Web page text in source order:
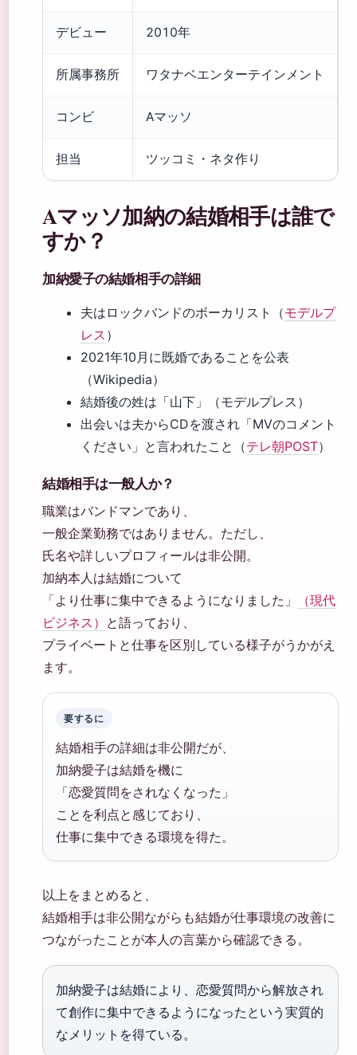
デビュー 2010年
所属事務所 ワタナベエンターテインメント
コンビ Aマッソ
担当 ツッコミ・ネタ作り
Aマッソ加納の結婚相手は誰で
すか？
加納愛子の結婚相手の詳細
夫はロックバンドのボーカリスト（モデルプ
レス ）
2021年10月に既婚であることを公表
（Wikipedia）
結婚後の姓は「山下」（モデルプレス）
出会いは夫からCDを渡され「MVのコメント
ください」と言われたこと（テレ朝POST）
結婚相手は一般人か？
職業はバンドマンであり、
一般企業勤務ではありません。ただし、
氏名や詳しいプロフィールは非公開。
加納本人は結婚について
「より仕事に集中できるようになりました」
（現代
ビジネス） と語っており、
プライベートと仕事を区別している様子がうかがえ
ます。
要するに
結婚相手の詳細は非公開だが、
加納愛子は結婚を機に
「恋愛質問をされなくなった」
ことを利点と感じており、
仕事に集中できる環境を得た。
以上をまとめると、
結婚相手は非公開ながらも結婚が仕事環境の改善に
つながったことが本人の言葉から確認できる。
加納愛子は結婚により、恋愛質問から解放され
て創作に集中できるようになったという実質的
なメリットを得ている。